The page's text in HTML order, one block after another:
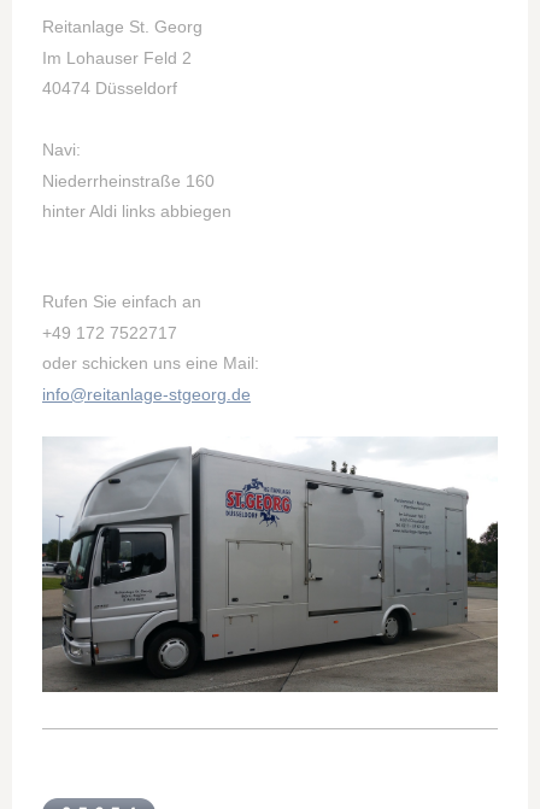
Reitanlage St. Georg
Im Lohauser Feld 2
40474 Düsseldorf
Navi:
Niederrheinstraße 160
hinter Aldi links abbiegen
Rufen Sie einfach an
+49 172 7522717
oder schicken uns eine Mail:
info@reitanlage-stgeorg.de